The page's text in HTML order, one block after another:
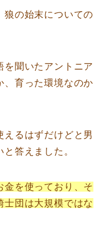
狼の始末についての
を聞いたアントニア
、育った環境なのか
るはずだけどと男
答えました。
金を使っており、そ
士団は大規模ではな